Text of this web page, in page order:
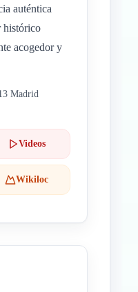
auténtica
histórico
acogedor y
Madrid
Videos
Wikiloc